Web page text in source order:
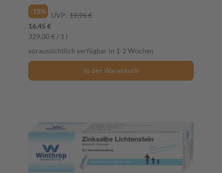
-18%
UVP: 19,95 €
16,45 €
329,00 € / 1 l
voraussichtlich verfügbar in 1-2 Wochen
In den Warenkorb